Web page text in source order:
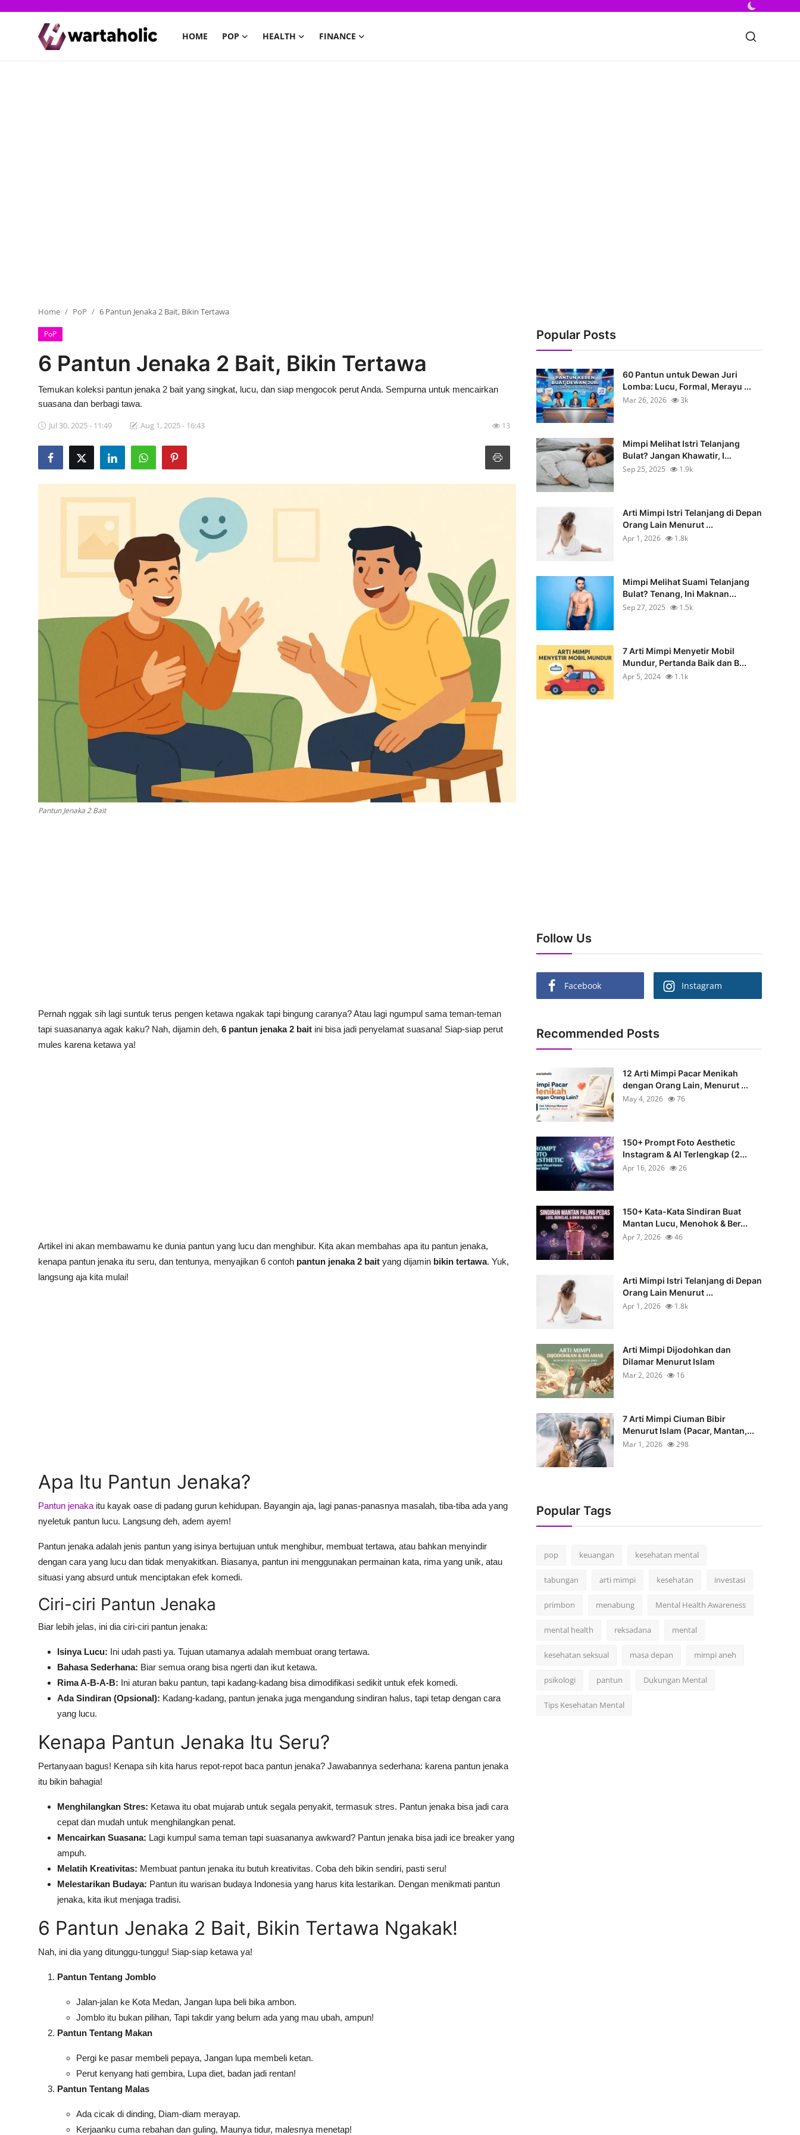
HOME POP HEALTH FINANCE
Home PoP 6 Pantun Jenaka 2 Bait, Bikin Tertawa
PoP
6 Pantun Jenaka 2 Bait, Bikin Tertawa
Temukan koleksi pantun jenaka 2 bait yang singkat, lucu, dan siap mengocok perut Anda. Sempurna untuk mencairkan
suasana dan berbagi tawa.
Jul 30, 2025 - 11:49 Aug 1, 2025 - 16:43 13
Pantun Jenaka 2 Bait
Pernah nggak sih lagi suntuk terus pengen ketawa ngakak tapi bingung caranya? Atau lagi ngumpul sama teman-teman
tapi suasananya agak kaku? Nah, dijamin deh, 6 pantun jenaka 2 bait ini bisa jadi penyelamat suasana! Siap-siap perut
mules karena ketawa ya!
Artikel ini akan membawamu ke dunia pantun yang lucu dan menghibur. Kita akan membahas apa itu pantun jenaka,
kenapa pantun jenaka itu seru, dan tentunya, menyajikan 6 contoh pantun jenaka 2 bait yang dijamin bikin tertawa. Yuk,
langsung aja kita mulai!
Apa Itu Pantun Jenaka?
Pantun jenaka itu kayak oase di padang gurun kehidupan. Bayangin aja, lagi panas-panasnya masalah, tiba-tiba ada yang
nyeletuk pantun lucu. Langsung deh, adem ayem!
Pantun jenaka adalah jenis pantun yang isinya bertujuan untuk menghibur, membuat tertawa, atau bahkan menyindir
dengan cara yang lucu dan tidak menyakitkan. Biasanya, pantun ini menggunakan permainan kata, rima yang unik, atau
situasi yang absurd untuk menciptakan efek komedi.
Ciri-ciri Pantun Jenaka
Biar lebih jelas, ini dia ciri-ciri pantun jenaka:
Isinya Lucu: Ini udah pasti ya. Tujuan utamanya adalah membuat orang tertawa.
Bahasa Sederhana: Biar semua orang bisa ngerti dan ikut ketawa.
Rima A-B-A-B: Ini aturan baku pantun, tapi kadang-kadang bisa dimodifikasi sedikit untuk efek komedi.
Ada Sindiran (Opsional): Kadang-kadang, pantun jenaka juga mengandung sindiran halus, tapi tetap dengan cara
yang lucu.
Kenapa Pantun Jenaka Itu Seru?
Pertanyaan bagus! Kenapa sih kita harus repot-repot baca pantun jenaka? Jawabannya sederhana: karena pantun jenaka
itu bikin bahagia!
Menghilangkan Stres: Ketawa itu obat mujarab untuk segala penyakit, termasuk stres. Pantun jenaka bisa jadi cara
cepat dan mudah untuk menghilangkan penat.
Mencairkan Suasana: Lagi kumpul sama teman tapi suasananya awkward? Pantun jenaka bisa jadi ice breaker yang
ampuh.
Melatih Kreativitas: Membuat pantun jenaka itu butuh kreativitas. Coba deh bikin sendiri, pasti seru!
Melestarikan Budaya: Pantun itu warisan budaya Indonesia yang harus kita lestarikan. Dengan menikmati pantun
jenaka, kita ikut menjaga tradisi.
6 Pantun Jenaka 2 Bait, Bikin Tertawa Ngakak!
Nah, ini dia yang ditunggu-tunggu! Siap-siap ketawa ya!
Pantun Tentang Jomblo
Jalan-jalan ke Kota Medan, Jangan lupa beli bika ambon.
Jomblo itu bukan pilihan, Tapi takdir yang belum ada yang mau ubah, ampun!
Pantun Tentang Makan
Pergi ke pasar membeli pepaya, Jangan lupa membeli ketan.
Perut kenyang hati gembira, Lupa diet, badan jadi rentan!
Pantun Tentang Malas
Ada cicak di dinding, Diam-diam merayap.
Kerjaanku cuma rebahan dan guling, Maunya tidur, malesnya menetap!
Popular Posts
60 Pantun untuk Dewan Juri
Lomba: Lucu, Formal, Merayu ...
Mar 26, 2026
3k
Mimpi Melihat Istri Telanjang
Bulat? Jangan Khawatir, I...
Sep 25, 2025
1.9k
Arti Mimpi Istri Telanjang di Depan
Orang Lain Menurut ...
Apr 1, 2026
1.8k
Mimpi Melihat Suami Telanjang
Bulat? Tenang, Ini Maknan...
Sep 27, 2025
1.5k
7 Arti Mimpi Menyetir Mobil
Mundur, Pertanda Baik dan B...
Apr 5, 2024
1.1k
Follow Us
Facebook Instagram
Recommended Posts
12 Arti Mimpi Pacar Menikah
dengan Orang Lain, Menurut ...
May 4, 2026
76
150+ Prompt Foto Aesthetic
Instagram & AI Terlengkap (2...
Apr 16, 2026
26
150+ Kata-Kata Sindiran Buat
Mantan Lucu, Menohok & Ber...
Apr 7, 2026
46
Arti Mimpi Istri Telanjang di Depan
Orang Lain Menurut ...
Apr 1, 2026
1.8k
Arti Mimpi Dijodohkan dan
Dilamar Menurut Islam
Mar 2, 2026
16
7 Arti Mimpi Ciuman Bibir
Menurut Islam (Pacar, Mantan,...
Mar 1, 2026
298
Popular Tags
pop keuangan kesehatan mental
tabungan arti mimpi kesehatan investasi
primbon menabung Mental Health Awareness
mental health reksadana mental
kesehatan seksual masa depan mimpi aneh
psikologi pantun Dukungan Mental
Tips Kesehatan Mental